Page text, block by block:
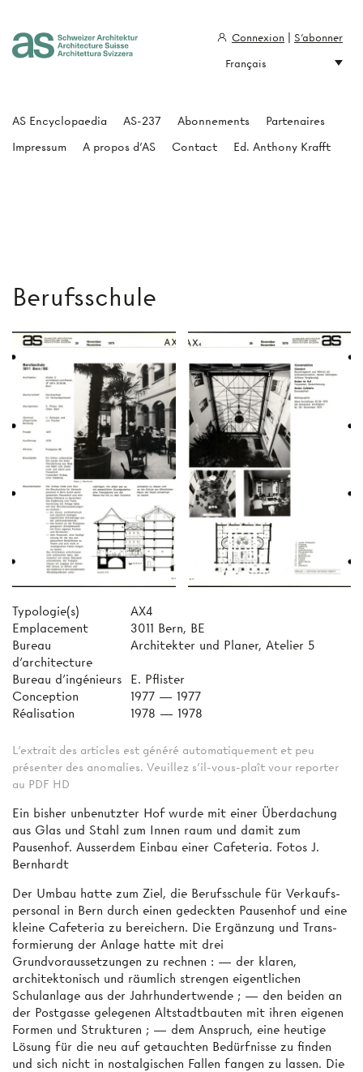
Berufsschule
Typologie(s)
AX4
Emplacement
3011 Bern, BE
Bureau
d'architecture
Architekter und Planer, Atelier 5
Bureau d'ingénieurs
E. Pflister
Conception
1977 — 1977
Réalisation
1978 — 1978
L'extrait des articles est généré automatiquement et peu
présenter des anomalies. Veuillez s'il-vous-plaît vour reporter
au PDF HD
Ein bisher unbenutzter Hof wurde mit einer Überdachung
aus Glas und Stahl zum Innen­ raum und damit zum
Pausenhof. Ausserdem Einbau einer Cafeteria. Fotos J.
Bernhardt
Der Umbau hatte zum Ziel, die Berufsschule für Verkaufs­
personal in Bern durch einen gedeckten Pausenhof und eine
kleine Cafeteria zu bereichern. Die Ergänzung und Trans­
formierung der Anlage hatte mit drei
Grundvoraussetzungen zu rechnen : — der klaren,
architektonisch und räumlich strengen eigentlichen
Schulanlage aus der Jahrhundertwende ; — den beiden an
der Postgasse gelegenen Altstadtbauten mit ihren eigenen
Formen und Strukturen ; — dem Anspruch, eine heutige
Lösung für die neu auf­ getauchten Bedürfnisse zu finden
und sich nicht in nostalgischen Fallen fangen zu lassen. Die
AS Encyclopaedia AS-237 Abonnements
Partenaires
Impressum
A propos d'AS Contact Ed. Anthony Krafft
Connexion
S'abonner
Français